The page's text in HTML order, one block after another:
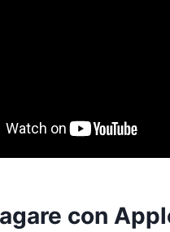
con